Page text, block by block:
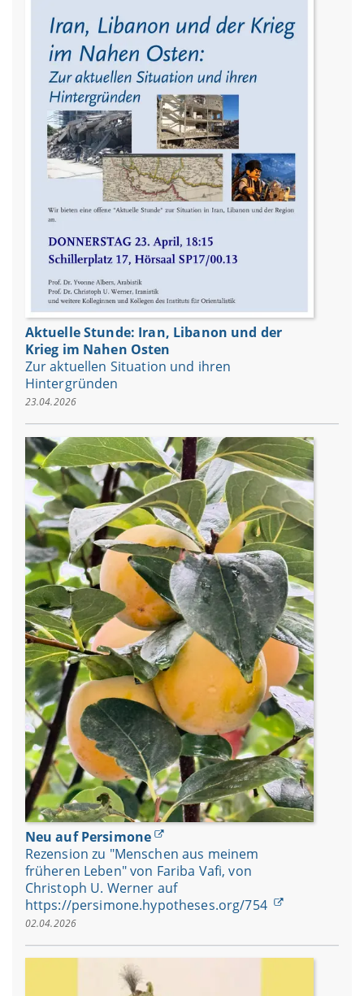
Aktuelle Stunde: Iran, Libanon und der
Krieg im Nahen Osten
Zur aktuellen Situation und ihren
Hintergründen
23.04.2026
Neu auf Persimone
Rezension zu "Menschen aus meinem
früheren Leben" von Fariba Vafi, von
Christoph U. Werner auf
https://persimone.hypotheses.org/754
02.04.2026